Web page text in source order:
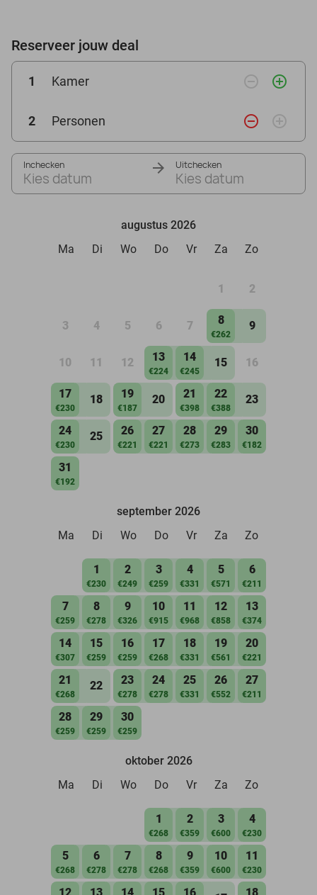
Reserveer jouw deal
1 Kamer remove_circle_outline add_circle_outline
2 Personen remove_circle_outline add_circle_outline
Inchecken
Kies datum
Uitchecken
Kies datum
augustus 2026
Ma
Di Wo Do Vr Za Zo
1 2
3 4 5 6 7 8
€262
9
10 11 12 13
€224
14
€245
15 16
17
€230
18 19
€187
20 21
€398
22
€388
23
24
€230
25 26
€221
27
€221
28
€273
29
€283
30
€182
31
€192
september 2026
Ma
Di Wo Do Vr Za Zo
1
€230
2
€249
3
€259
4
€331
5
€571
6
€211
7
€259
8
€278
9
€326
10
€915
11
€968
12
€858
13
€374
14
€307
15
€259
16
€259
17
€268
18
€331
19
€561
20
€221
21
€268
22 23
€278
24
€278
25
€331
26
€552
27
€211
28
€259
29
€259
30
€259
oktober 2026
Ma
Di Wo Do Vr Za Zo
1
€268
2
€359
3
€600
4
€230
5
€268
6
€278
7
€278
8
€268
9
€359
10
€600
11
€230
12 13 14 15 16 18